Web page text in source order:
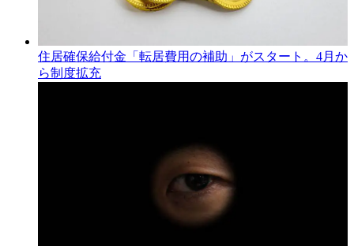
住居確保給付金「転居費用の補助」がスタート。4月か
ら制度拡充